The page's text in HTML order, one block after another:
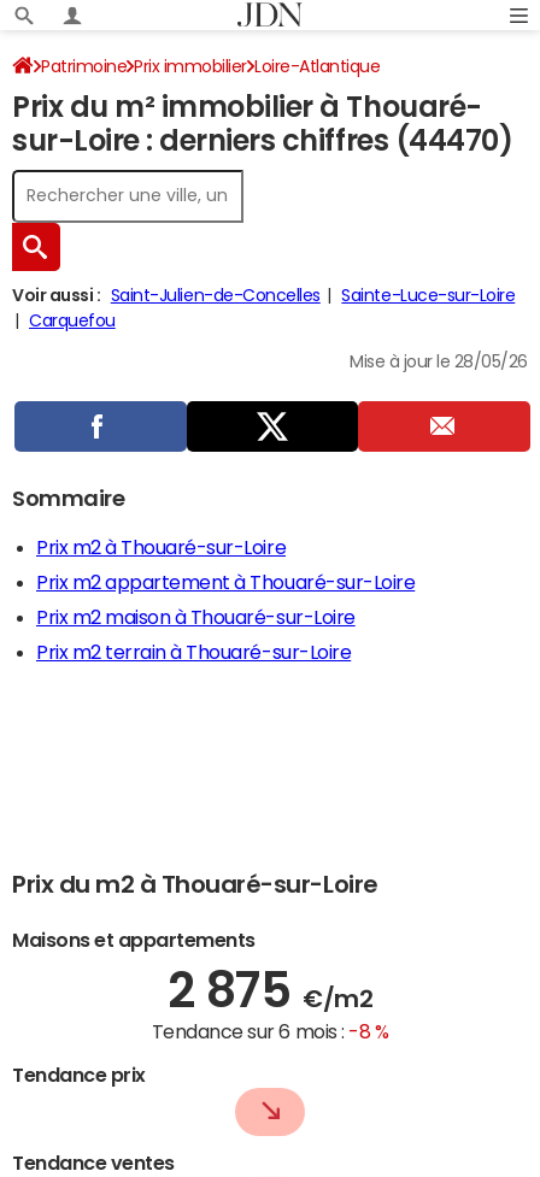
Patrimoine Prix immobilier Loire-Atlantique
Thouaré-sur-Loire
Prix du m² immobilier à Thouaré-
sur-Loire : derniers chiffres (44470)
Voir aussi : Saint-Julien-de-Concelles
Sainte-Luce-sur-Loire
Carquefou
Mise à jour le 28/05/26
Sommaire
Prix m2 à Thouaré-sur-Loire
Prix m2 appartement à Thouaré-sur-Loire
Prix m2 maison à Thouaré-sur-Loire
Prix m2 terrain à Thouaré-sur-Loire
Prix du m2 à Thouaré-sur-Loire
Maisons et appartements
2 875 €/m2
Tendance sur 6 mois : -8 %
Tendance prix
Tendance ventes